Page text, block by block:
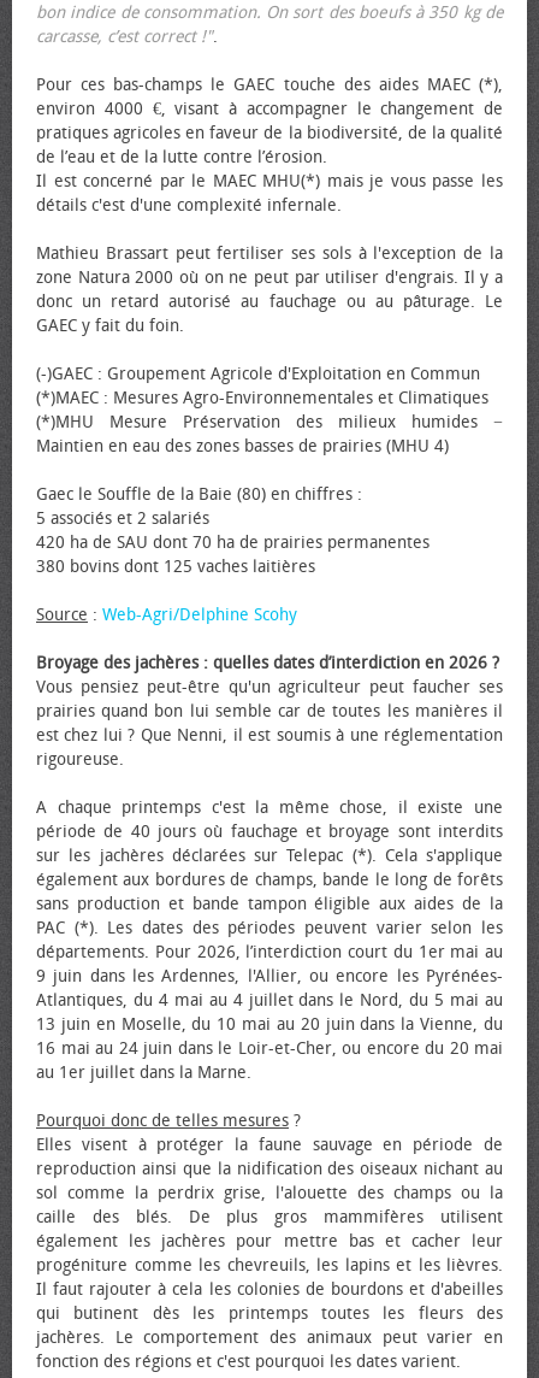
bon indice de consommation. On sort des bœufs à 350 kg de
carcasse, c’est correct !".
Pour ces bas-champs le GAEC touche des aides MAEC (*),
environ 4000 €, visant à accompagner le changement de
pratiques agricoles en faveur de la biodiversité, de la qualité
de l’eau et de la lutte contre l’érosion.
Il est concerné par le MAEC MHU(*) mais je vous passe les
détails c'est d'une complexité infernale.
Mathieu Brassart peut fertiliser ses sols à l'exception de la
zone Natura 2000 où on ne peut par utiliser d'engrais. Il y a
donc un retard autorisé au fauchage ou au pâturage. Le
GAEC y fait du foin.
(-)GAEC : Groupement Agricole d'Exploitation en Commun
(*)MAEC : Mesures Agro-Environnementales et Climatiques
(*)MHU Mesure Préservation des milieux humides −
Maintien en eau des zones basses de prairies (MHU 4)
Gaec le Souffle de la Baie (80) en chiffres :
5 associés et 2 salariés
420 ha de SAU dont 70 ha de prairies permanentes
380 bovins dont 125 vaches laitières
Source : Web-Agri/Delphine Scohy
Broyage des jachères : quelles dates d’interdiction en 2026 ?
Vous pensiez peut-être qu'un agriculteur peut faucher ses
prairies quand bon lui semble car de toutes les manières il
est chez lui ? Que Nenni, il est soumis à une réglementation
rigoureuse.
A chaque printemps c'est la même chose, il existe une
période de 40 jours où fauchage et broyage sont interdits
sur les jachères déclarées sur Telepac (*). Cela s'applique
également aux bordures de champs, bande le long de forêts
sans production et bande tampon éligible aux aides de la
PAC (*). Les dates des périodes peuvent varier selon les
départements. Pour 2026, l’interdiction court du 1er mai au
9 juin dans les Ardennes, l'Allier, ou encore les Pyrénées-
Atlantiques, du 4 mai au 4 juillet dans le Nord, du 5 mai au
13 juin en Moselle, du 10 mai au 20 juin dans la Vienne, du
16 mai au 24 juin dans le Loir-et-Cher, ou encore du 20 mai
au 1er juillet dans la Marne.
Pourquoi donc de telles mesures ?
Elles visent à protéger la faune sauvage en période de
reproduction ainsi que la nidification des oiseaux nichant au
sol comme la perdrix grise, l'alouette des champs ou la
caille des blés. De plus gros mammifères utilisent
également les jachères pour mettre bas et cacher leur
progéniture comme les chevreuils, les lapins et les lièvres.
Il faut rajouter à cela les colonies de bourdons et d'abeilles
qui butinent dès les printemps toutes les fleurs des
jachères. Le comportement des animaux peut varier en
fonction des régions et c'est pourquoi les dates varient.